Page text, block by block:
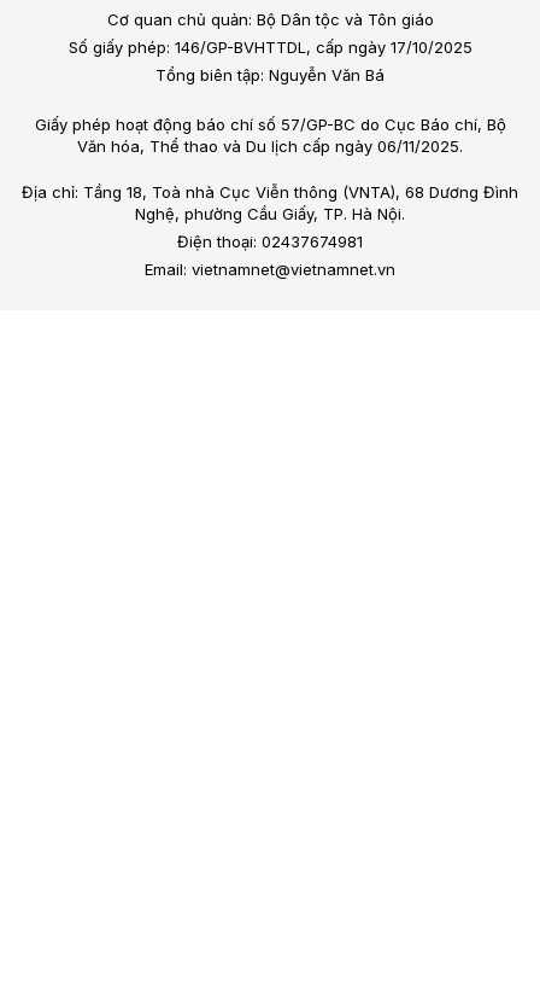
Cơ quan chủ quản: Bộ Dân tộc và Tôn giáo
Số giấy phép: 146/GP-BVHTTDL, cấp ngày 17/10/2025
Tổng biên tập: Nguyễn Văn Bá
Giấy phép hoạt động báo chí số 57/GP-BC do Cục Báo chí, Bộ
Văn hóa, Thể thao và Du lịch cấp ngày 06/11/2025.
Địa chỉ: Tầng 18, Toà nhà Cục Viễn thông (VNTA), 68 Dương Đình
Nghệ, phường Cầu Giấy, TP. Hà Nội.
Điện thoại: 02437674981
Email: vietnamnet@vietnamnet.vn